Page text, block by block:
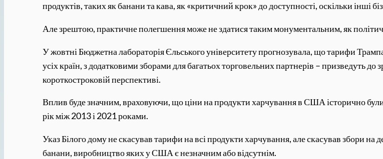
продуктів, таких як банани та кава, як «критичний крок» до доступності, оскільки інші
Але зрештою, практичне полегшення може не здатися таким монументальним, як
У жовтні Бюджетна лабораторія Єльського університету прогнозувала, що тарифи
усіх країн, з додатковими зборами для багатьох торговельних партнерів – призведуть
короткостроковій перспективі.
Вплив буде значним, враховуючи, що ціни на продукти харчування в США історично
рік між 2013 і 2021 роками.
Указ Білого дому не скасував тарифи на всі продукти харчування, але скасував збори на
банани, виробництво яких у США є незначним або відсутнім.